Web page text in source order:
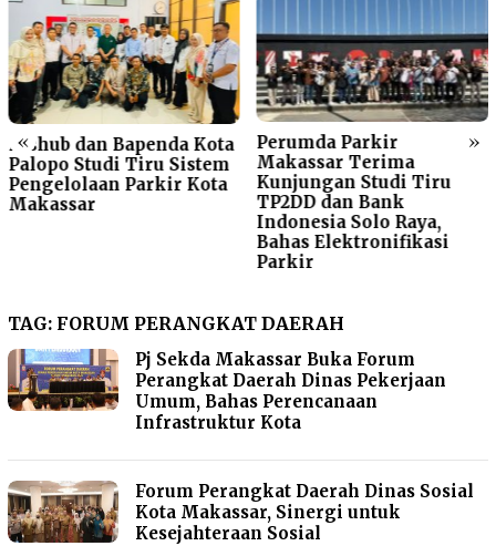
« »
Dishub dan Bapenda Kota
Palopo Studi Tiru Sistem
Pengelolaan Parkir Kota
Makassar
Perumda Parkir
Makassar Terima
Kunjungan Studi Tiru
TP2DD dan Bank
Indonesia Solo Raya,
Bahas Elektronifikasi
Parkir
TAG: FORUM PERANGKAT DAERAH
Pj Sekda Makassar Buka Forum
Perangkat Daerah Dinas Pekerjaan
Umum, Bahas Perencanaan
Infrastruktur Kota
Forum Perangkat Daerah Dinas Sosial
Kota Makassar, Sinergi untuk
Kesejahteraan Sosial